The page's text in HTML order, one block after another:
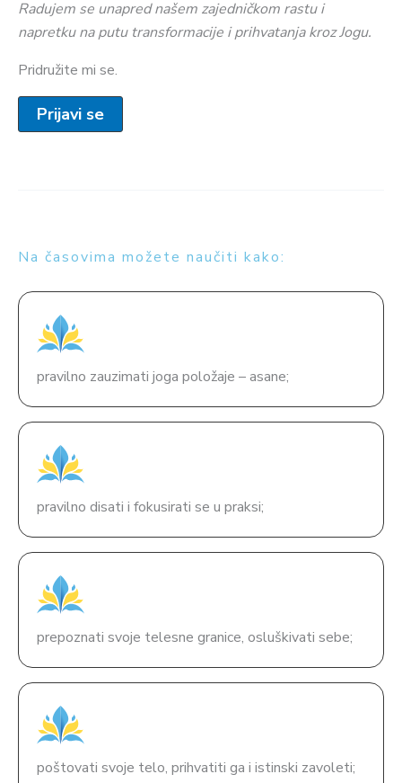
Radujem se unapred našem zajedničkom rastu i
napretku na putu transformacije i prihvatanja kroz Jogu.
Pridružite mi se.
Prijavi se
Na časovima možete naučiti kako:
pravilno zauzimati joga položaje – asane;
pravilno disati i fokusirati se u praksi;
prepoznati svoje telesne granice, osluškivati sebe;
poštovati svoje telo, prihvatiti ga i istinski zavoleti;